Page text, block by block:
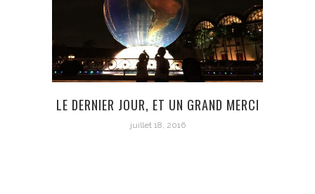
LE DERNIER JOUR, ET UN GRAND MERCI
juillet 18, 2016